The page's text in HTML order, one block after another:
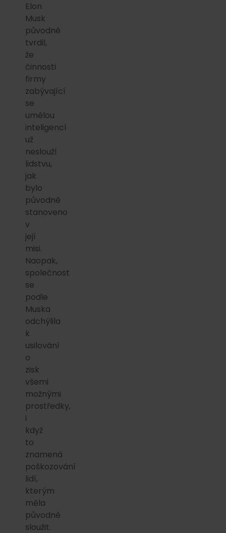
Elon
Musk
původně
tvrdil,
že
činnosti
firmy
zabývající
se
umělou
inteligencí
už
neslouží
lidstvu,
jak
bylo
původně
stanoveno
v
její
misi.
Naopak,
společnost
se
podle
Muska
odchýlila
k
usilování
o
zisk
všemi
možnými
prostředky,
i
když
to
znamená
poškozování
lidí,
kterým
měla
původně
sloužit.